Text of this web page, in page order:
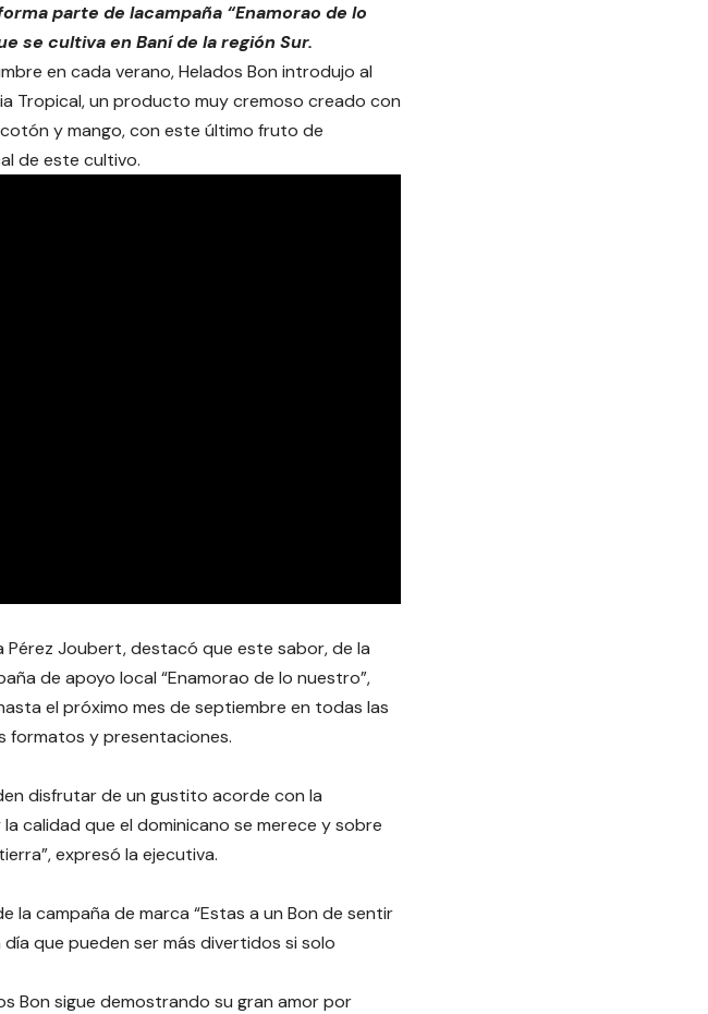
parte de lacampaña “Enamorao de lo
se cultiva en Baní de la región Sur.
en cada verano, Helados Bon introdujo al
Tropical, un producto muy cremoso creado con
y mango, con este último fruto de
de este cultivo.
Pérez Joubert, destacó que este sabor, de la
de apoyo local “Enamorao de lo nuestro”,
el próximo mes de septiembre en todas las
formatos y presentaciones.
disfrutar de un gustito acorde con la
calidad que el dominicano se merece y sobre
expresó la ejecutiva.
la campaña de marca “Estas a un Bon de sentir
que pueden ser más divertidos si solo
Bon sigue demostrando su gran amor por